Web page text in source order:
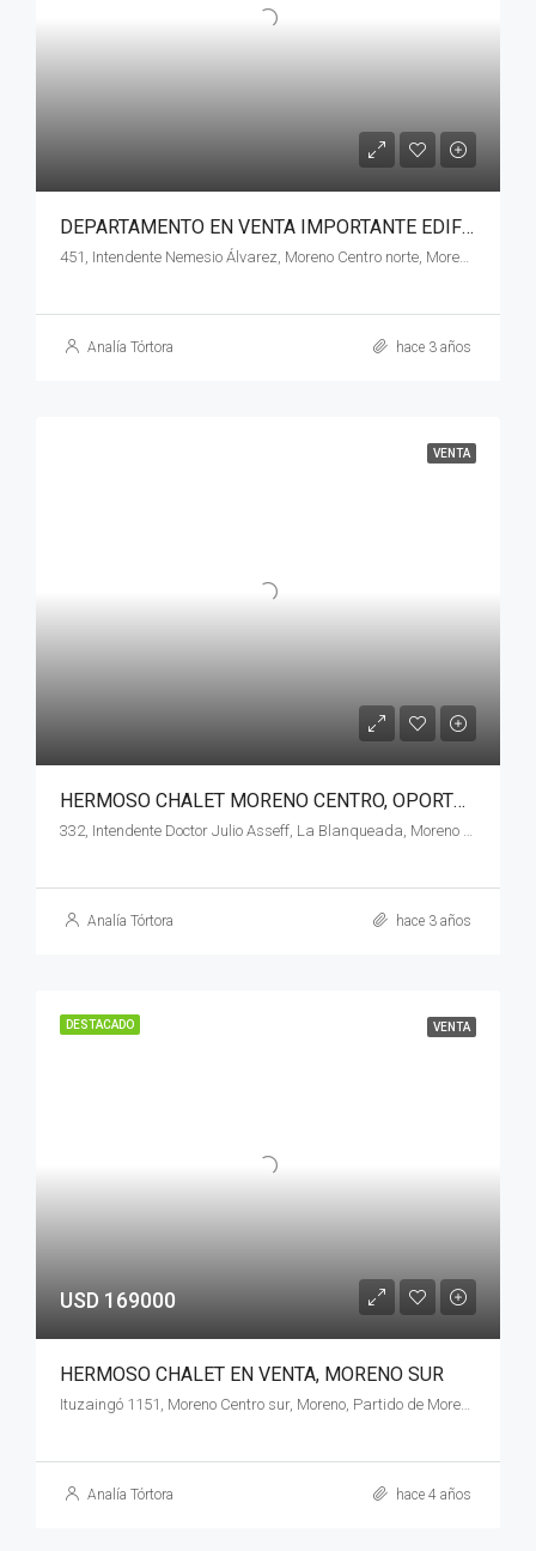
DEPARTAMENTO EN VENTA IMPORTANTE EDIFICIO EN MORENO CENTRO
451, Intendente Nemesio Álvarez, Moreno Centro norte, Moreno, Partido de Moreno, Buenos Aires, B1744, Argentina
Analía Tórtora hace 3 años
VENTA
HERMOSO CHALET MORENO CENTRO, OPORTUNIDAD
332, Intendente Doctor Julio Asseff, La Blanqueada, Moreno Centro sur, Moreno, Partido de Moreno, Buenos Aires, B1744, Argentina
Analía Tórtora hace 3 años
DESTACADO VENTA
USD 169000
HERMOSO CHALET EN VENTA, MORENO SUR
Ituzaingó 1151, Moreno Centro sur, Moreno, Partido de Moreno, Buenos Aires, B1744, Argentina
Analía Tórtora hace 4 años